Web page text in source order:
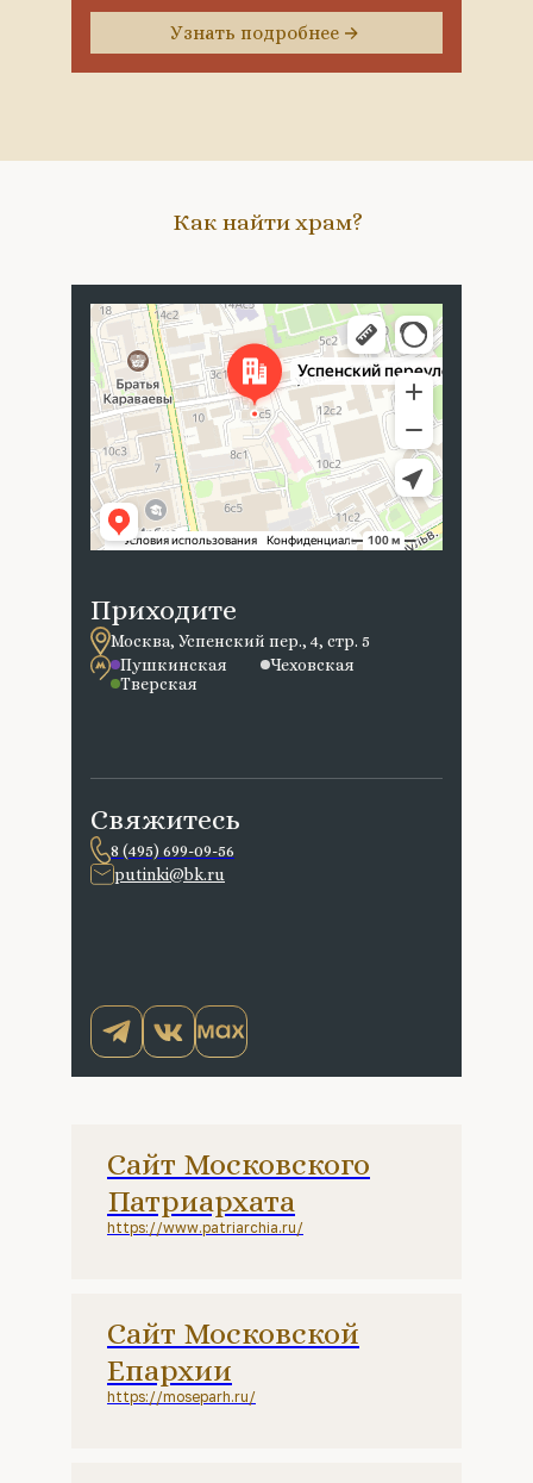
Узнать подробнее
Свяжитесь
8 (495) 699-09-56
putinki@bk.ru
Приходите
Москва, Успенский пер., 4, стр. 5
Пушкинская
Чеховская
Тверская
Как найти храм?
Москва
Успенский переулок, 4с5 — Яндекс Карты
Сайт Московской
Епархии
https://moseparh.ru/
Сайт Московского
Патриархата
https://www.patriarchia.ru/